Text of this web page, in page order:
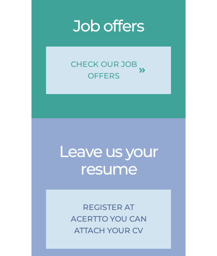
Job offers
CHECK OUR JOB
OFFERS
Leave us your
resume
REGISTER AT
ACERTTO YOU CAN
ATTACH YOUR CV